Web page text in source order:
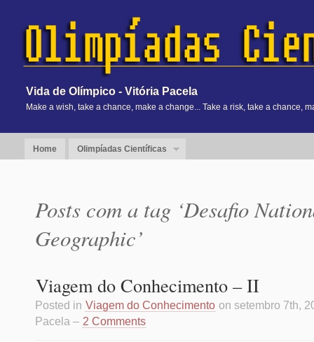
Vida de Olímpico - Vitória Pacela
Make a wish, take a chance, make a change... Take a risk, take a chance,
Home Olimpíadas Científicas
Posts com a tag ‘Desafio
Geographic’
Viagem do Conhecimento – II
Posted in Viagem do Conhecimento on setembro 7th,
Pacela – 2 Comments